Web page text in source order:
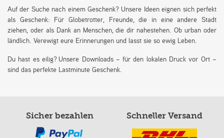
Auf der Suche nach einem Geschenk? Unsere Ideen eignen sich perfekt
als Geschenk: Für Globetrotter, Freunde, die in eine andere Stadt
ziehen, oder als Dank an Menschen, die dir nahestehen. Ob urban oder
ländlich. Verewigt eure Erinnerungen und lasst sie so ewig Leben.
Du hast es eilig? Unsere Downloads – für den lokalen Druck vor Ort –
sind das perfekte Lastminute Geschenk.
Sicher bezahlen Schneller Versand